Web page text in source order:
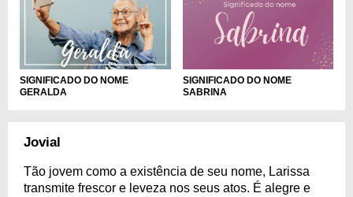
SIGNIFICADO DO NOME
GERALDA
SIGNIFICADO DO NOME
SABRINA
Jovial
Tão jovem como a existência de seu nome, Larissa
transmite frescor e leveza nos seus atos. É alegre e